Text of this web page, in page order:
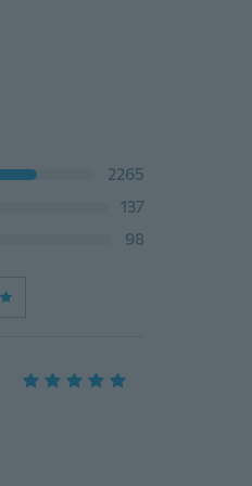
2265
137
98